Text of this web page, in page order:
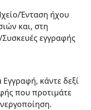
Ένταση ήχου
και, στη
Συσκευές εγγραφής
κάντε δεξί
που προτιμάτε